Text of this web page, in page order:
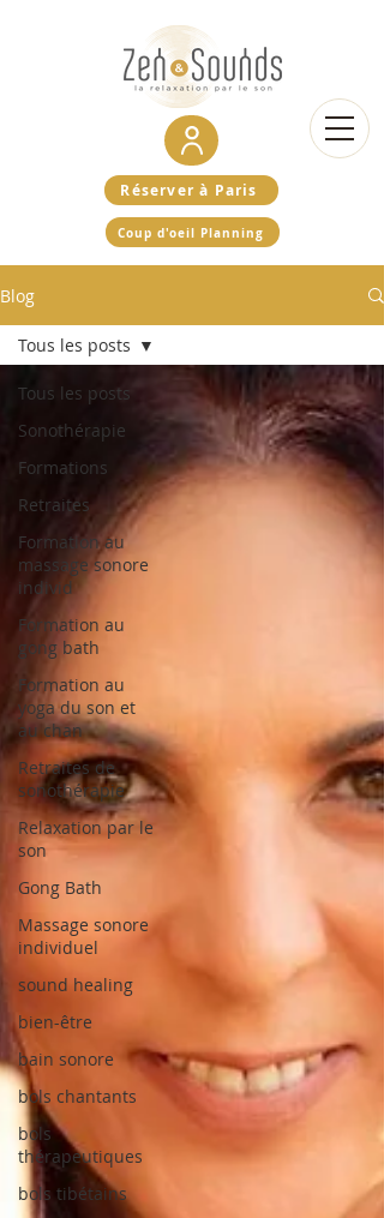
Réserver à Paris
Coup d'oeil Planning
Blog
Tous les posts
Sonothérapie
Formations
Retraites
Formation au
massage sonore
individ
Formation au
gong bath
Formation au
yoga du son et
au chan
Retraites de
sonothérapie
Relaxation par le
son
Gong Bath
Massage sonore
individuel
sound healing
bien-être
bain sonore
bols chantants
bols
thérapeutiques
bols tibétains
Tous les posts